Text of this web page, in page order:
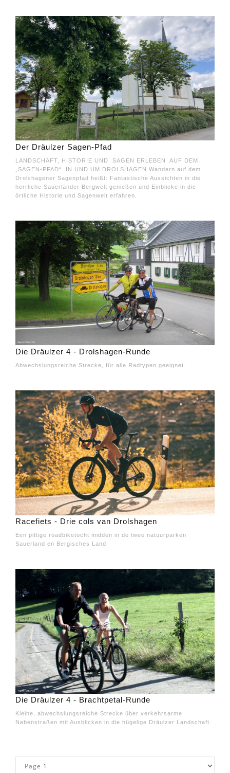
Der Dräulzer Sagen-Pfad
LANDSCHAFT, HISTORIE UND SAGEN ERLEBEN AUF DEM
„SAGEN-PFAD“ IN UND UM DROLSHAGEN Wandern auf dem
Drolshagener Sagenpfad heißt: Fantastische Aussichten in die
herrliche Sauerländer Bergwelt genießen und Einblicke in die
örtliche Historie und Sagenwelt erfahren.
Die Dräulzer 4 - Drolshagen-Runde
Abwechslungsreiche Strecke, für alle Radtypen geeignet.
Racefiets - Drie cols van Drolshagen
Een pittige roadbiketocht midden in de twee natuurparken
Sauerland en Bergisches Land
Die Dräulzer 4 - Brachtpetal-Runde
Kleine, abwechslungsreiche Strecke über verkehrsarme
Nebenstraßen mit Ausblicken in die hügelige Dräulzer Landschaft.